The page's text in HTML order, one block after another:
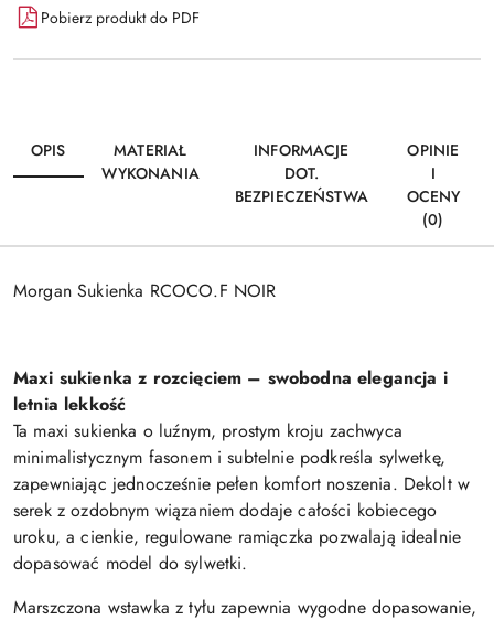
Pobierz produkt do PDF
OPIS
MATERIAŁ
WYKONANIA
INFORMACJE
DOT.
BEZPIECZEŃSTWA
OPINIE
I
OCENY
(0)
Morgan Sukienka RCOCO.F NOIR
Maxi sukienka z rozcięciem – swobodna elegancja i
letnia lekkość
Ta maxi sukienka o luźnym, prostym kroju zachwyca
minimalistycznym fasonem i subtelnie podkreśla sylwetkę,
zapewniając jednocześnie pełen komfort noszenia. Dekolt w
serek z ozdobnym wiązaniem dodaje całości kobiecego
uroku, a cienkie, regulowane ramiączka pozwalają idealnie
dopasować model do sylwetki.
Marszczona wstawka z tyłu zapewnia wygodne dopasowanie,